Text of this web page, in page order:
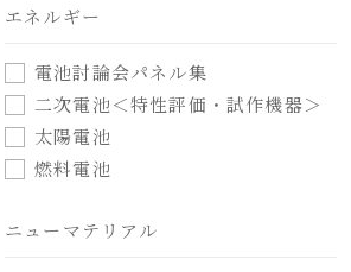
エネルギー
電池討論会パネル集
二次電池＜特性評価・試作機器＞
太陽電池
燃料電池
ニューマテリアル